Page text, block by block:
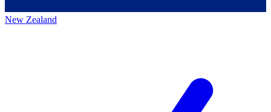
New Zealand